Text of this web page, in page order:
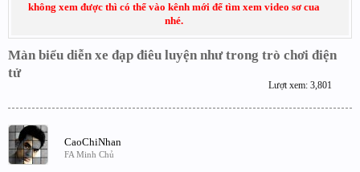
không xem được thì có thể vào kênh mới để tìm xem video sơ cua
nhé.
Màn biểu diễn xe đạp điêu luyện như trong trò chơi điện
tử
Lượt xem: 3,801
CaoChiNhan
FA Minh Chủ